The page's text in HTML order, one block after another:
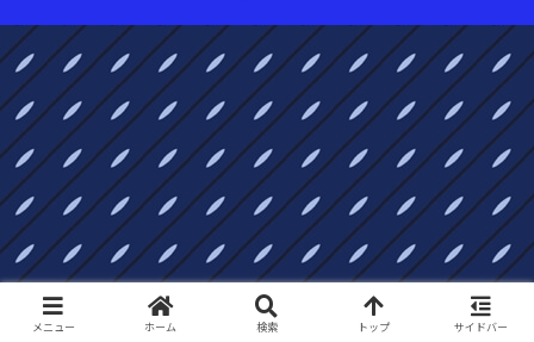
メニュー ホーム 検索 トップ サイドバー